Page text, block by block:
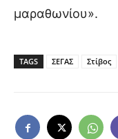
μαραθωνίου».
TAGS ΣΕΓΑΣ Στίβος